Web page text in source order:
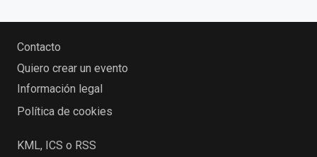
Contacto
Quiero crear un evento
Información legal
Política de cookies
KML, ICS o RSS